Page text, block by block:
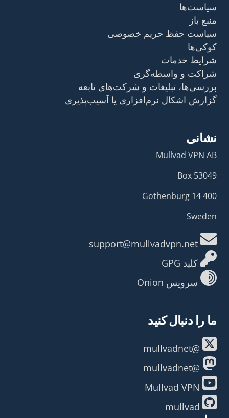
سیاست‌ها
منبع باز
سیاست حفظ حریم خصوصی
کوکی‌ها
شرایط خدمات
شراکت و واسطه‌گری
بررسی‌ها، تبلیغات و شرکت‌های تابعه
گزارش اشکال نرم‌افزاری یا آسیب‌پذیری
نشانی
Mullvad VPN AB
Box 53049
400 14 Gothenburg
Sweden
کلید GPG
سرویس Onion
ما را دنبال کنید
@mullvadnet
@mullvadnet